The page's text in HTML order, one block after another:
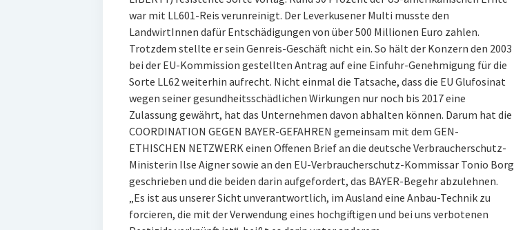
war mit LL601-Reis verunreinigt. Der Leverkusener Multi musste den
LandwirtInnen dafür Entschädigungen von über 500 Millionen Euro zahlen.
Trotzdem stellte er sein Genreis-Geschäft nicht ein. So hält der Konzern den 2003
bei der EU-Kommission gestellten Antrag auf eine Einfuhr-Genehmigung für die
Sorte LL62 weiterhin aufrecht. Nicht einmal die Tatsache, dass die EU Glufosinat
wegen seiner gesundheitsschädlichen Wirkungen nur noch bis 2017 eine
Zulassung gewährt, hat das Unternehmen davon abhalten können. Darum hat die
COORDINATION GEGEN BAYER-GEFAHREN gemeinsam mit dem GEN-
ETHISCHEN NETZWERK einen Offenen Brief an die deutsche Verbraucherschutz-
Ministerin Ilse Aigner sowie an den EU-Verbraucherschutz-Kommissar Tonio Borg
geschrieben und die beiden darin aufgefordert, das BAYER-Begehr abzulehnen.
„Es ist aus unserer Sicht unverantwortlich, im Ausland eine Anbau-Technik zu
forcieren, die mit der Verwendung eines hochgiftigen und bei uns verbotenen